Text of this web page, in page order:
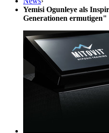
Yemisi Ogunleye als
Generationen ermutigen"